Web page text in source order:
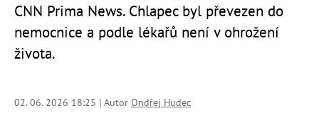
CNN Prima News. Chlapec byl převezen do
nemocnice a podle lékařů není v ohrožení
života.
02. 06. 2026 18:25 | Autor Ondřej Hudec